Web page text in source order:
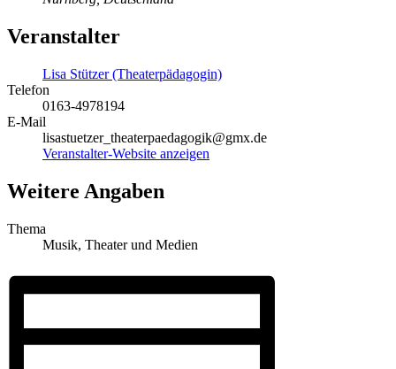
Veranstalter
Lisa Stützer (Theaterpädagogin)
Telefon
0163-4978194
E-Mail
lisastuetzer_theaterpaedagogik@gmx.de
Veranstalter-Website anzeigen
Weitere Angaben
Thema
Musik, Theater und Medien